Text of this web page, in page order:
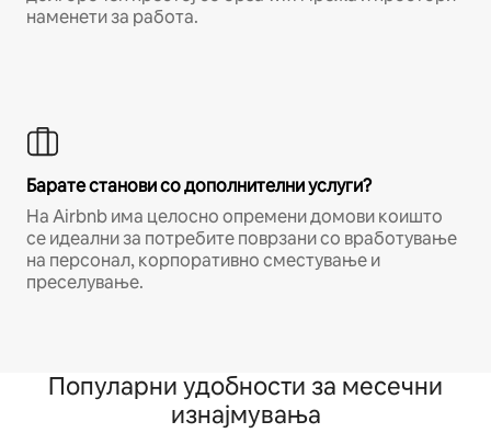
наменети за работа.
Барате станови со дополнителни услуги?
На Airbnb има целосно опремени домови коишто
се идеални за потребите поврзани со вработување
на персонал, корпоративно сместување и
преселување.
Популарни удобности за месечни
изнајмувања